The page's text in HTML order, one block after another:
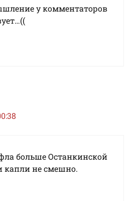
у комментаторов
больше Останкинской
капли не смешно.